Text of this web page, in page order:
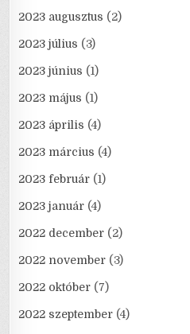
2023 augusztus (2)
2023 július (3)
2023 június (1)
2023 május (1)
2023 április (4)
2023 március (4)
2023 február (1)
2023 január (4)
2022 december (2)
2022 november (3)
2022 október (7)
2022 szeptember (4)